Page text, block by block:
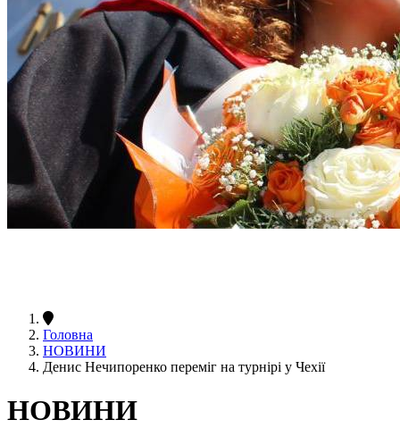
Головна
НОВИНИ
Денис Нечипоренко переміг на турнірі у Чехії
НОВИНИ